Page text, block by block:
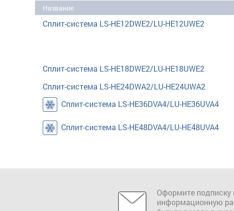
Название
Сплит-система LS-HE12DWE2/LU-HE12UWE2
Сплит-система LS-HE18DWE2/LU-HE18UWE2
Сплит-система LS-HE24DWA2/LU-HE24UWA2
Сплит-система LS-HE36DVA4/LU-HE36UVA4
Сплит-система LS-HE48DVA4/LU-HE48UVA4
Оформите подписку
информационную